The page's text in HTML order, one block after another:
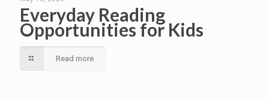
Everyday Reading
Opportunities for Kids
Read more